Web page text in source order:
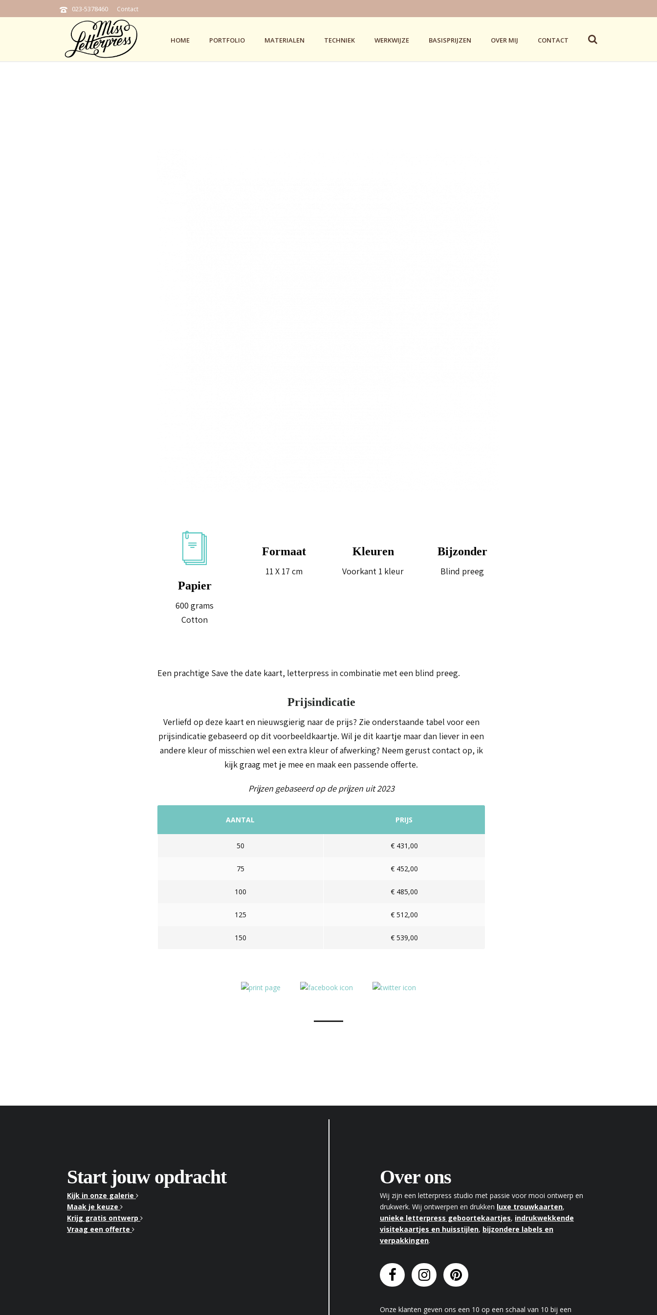
023-5378460 Contact
HOME PORTFOLIO MATERIALEN TECHNIEK WERKWIJZE BASISPRIJZEN OVER MIJ CONTACT
Papier
600 grams
Cotton
Formaat
11 X 17 cm
Kleuren
Voorkant 1 kleur
Bijzonder
Blind preeg
Een prachtige Save the date kaart, letterpress in combinatie met een blind preeg.
Prijsindicatie
Verliefd op deze kaart en nieuwsgierig naar de prijs? Zie onderstaande tabel voor een
prijsindicatie gebaseerd op dit voorbeeldkaartje. Wil je dit kaartje maar dan liever in een
andere kleur of misschien wel een extra kleur of afwerking? Neem gerust contact op, ik
kijk graag met je mee en maak een passende offerte.
Prijzen gebaseerd op de prijzen uit 2023
AANTAL PRIJS
50 € 431,00
75 € 452,00
100 € 485,00
125 € 512,00
150 € 539,00
Start jouw opdracht
Kijk in onze galerie
Maak je keuze
Krijg gratis ontwerp
Vraag een offerte
Over ons
Wij zijn een letterpress studio met passie voor mooi ontwerp en
drukwerk. Wij ontwerpen en drukken luxe trouwkaarten,
unieke letterpress geboortekaartjes, indrukwekkende
visitekaartjes en huisstijlen, bijzondere labels en
verpakkingen.
Onze klanten geven ons een 10 op een schaal van 10 bij een